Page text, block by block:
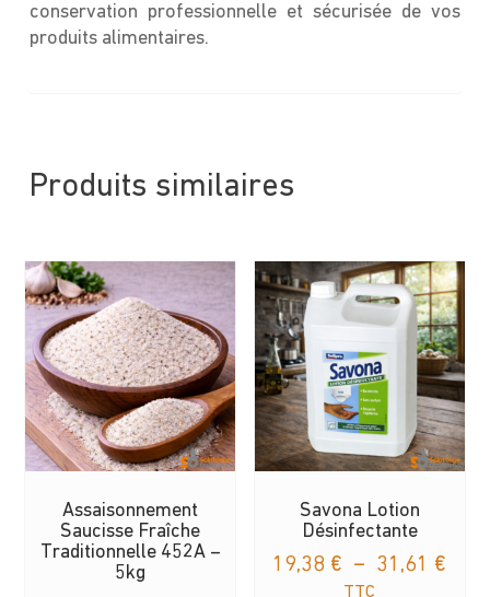
conservation professionnelle et sécurisée de vos
produits alimentaires.
Produits similaires
Assaisonnement
Saucisse Fraîche
Traditionnelle 452A –
5kg
Savona Lotion
Désinfectante
19,38 € – 31,61 €
TTC